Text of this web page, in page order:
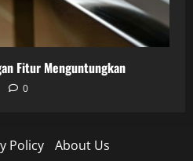
Fitur Menguntungkan
0
Policy About Us